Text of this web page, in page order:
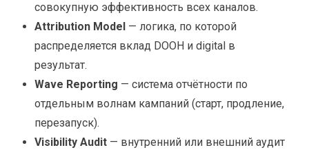
совокупную эффективность всех каналов.
Attribution Model — логика, по которой
распределяется вклад DOOH и digital в
результат.
Wave Reporting — система отчётности по
отдельным волнам кампаний (старт, продление,
перезапуск).
Visibility Audit — внутренний или внешний аудит